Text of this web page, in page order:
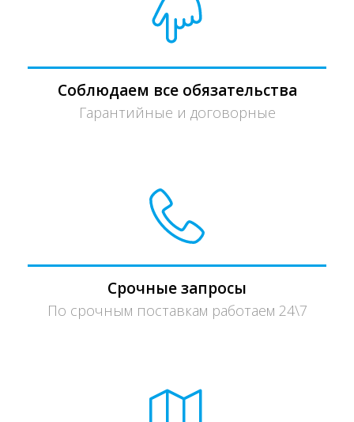
Соблюдаем все обязательства
Гарантийные и договорные
Срочные запросы
По срочным поставкам работаем 24\7